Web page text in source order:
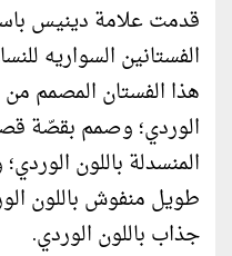
الفستانين السواريه
هذا الفستان المصمم
الوردي؛ وصمم بقصّة
المنسدلة باللون
طويل منفوش باللون
جذاب باللون الوردي.